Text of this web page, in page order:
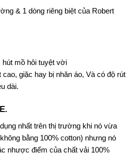
& 1 dòng riêng biệt của Robert
mồ hôi tuyệt vời
giặc hay bị nhăn áo, Và có độ rút
dài.
nhất trên thị trường khi nó vừa
bằng 100% cotton) nhưng nó
nhược điểm của chất vải 100%